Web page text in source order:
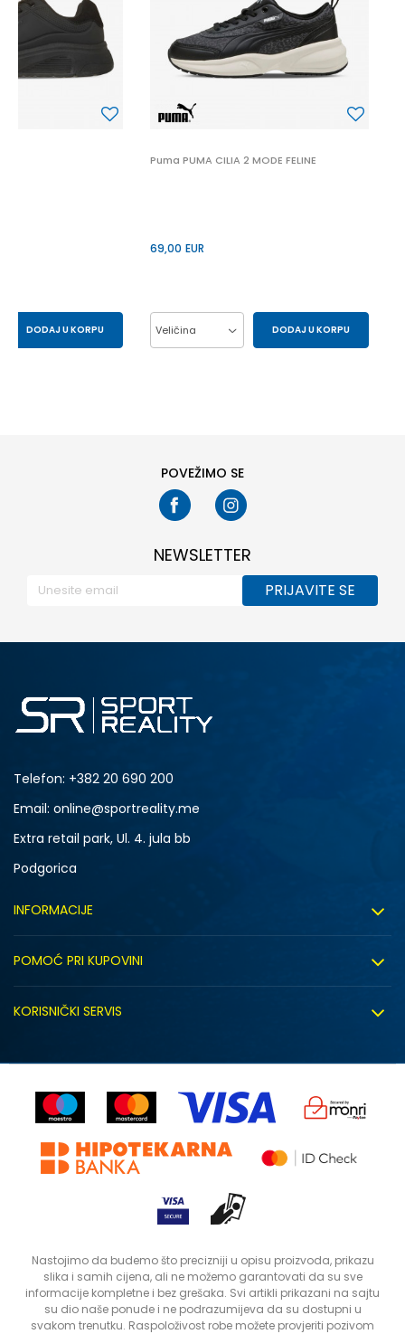
DODAJ U KORPU
Puma PUMA CILIA 2 MODE FELINE
69,00 EUR
Veličina DODAJ U KORPU
POVEŽIMO SE
NEWSLETTER
PRIJAVITE SE
Telefon: +382 20 690 200
Email: online@sportreality.me
Extra retail park, Ul. 4. jula bb
Podgorica
INFORMACIJE
Zapošljavanje
Sindikalna prodaja
Kontakt
Prodavnice
POMOĆ PRI KUPOVINI
Kako kupiti
Uputstvo za registraciju
KORISNIČKI SERVIS
Reklamacije
Povrat robe i povrat sredstava
Status porudžbine
Nastojimo da budemo što precizniji u opisu proizvoda, prikazu
slika i samih cijena, ali ne možemo garantovati da su sve
informacije kompletne i bez grešaka. Svi artikli prikazani na sajtu
su dio naše ponude i ne podrazumijeva da su dostupni u
svakom trenutku. Raspoloživost robe možete provjeriti pozivom